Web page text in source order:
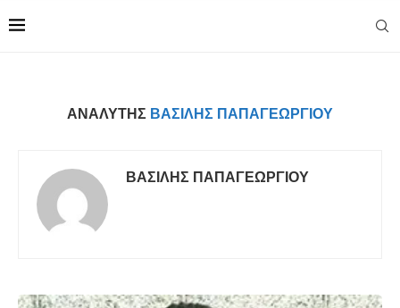
ΑΝΑΛΥΤΉΣ ΒΑΣΊΛΗΣ ΠΑΠΑΓΕΩΡΓΊΟΥ
ΒΑΣΊΛΗΣ ΠΑΠΑΓΕΩΡΓΊΟΥ